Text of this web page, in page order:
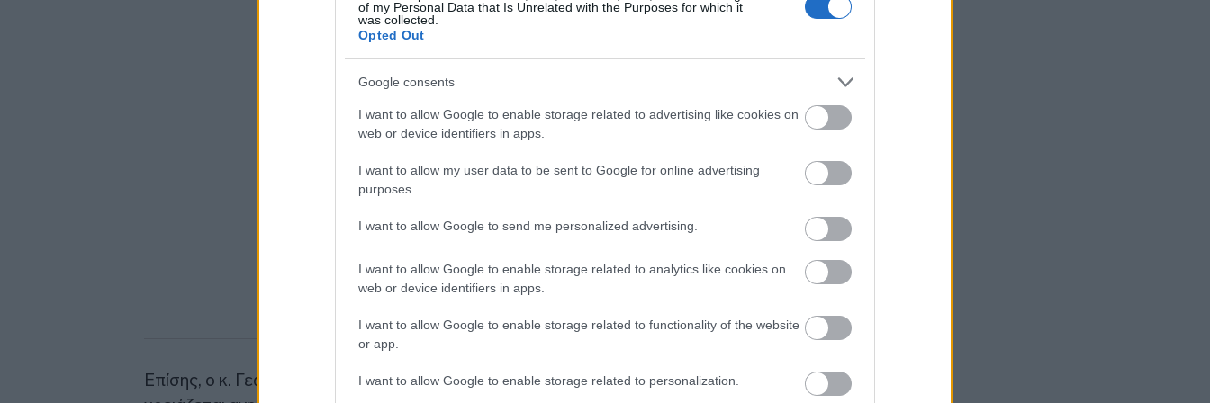
of my Personal Data that Is Unrelated with the Purposes for which it
was collected.
Opted Out
Google consents
I want to allow Google to enable storage related to advertising like cookies on
web or device identifiers in apps.
I want to allow my user data to be sent to Google for online advertising
purposes.
I want to allow Google to send me personalized advertising.
I want to allow Google to enable storage related to analytics like cookies on
web or device identifiers in apps.
I want to allow Google to enable storage related to functionality of the website
or app.
I want to allow Google to enable storage related to personalization.
Επίσης, ο κ. Γεωργιάδης τόνισε ότι έχουν ληφθεί όλα τα μέτρα και δεν
Τεράστιο το κρυφό χρέος
ενεργοποίηση της ρήτρας διαφυγής
Οι ευρωπαϊκές αγορές κοντά σε
ιστορικά υψηλά με το βλέμμα στη Μέση
Euroxx: Ανεβάζει στα 13 ευρώ την τιμή-
στόχο για την Τράπεζα Κύπρου
ξεπέρασαν τις εκτιμήσεις λόγω Intel
και ByteDance
10:18
Google: Αλλάζει την ηγεσία του AI -
10:07
Δήμας: «Στο Εθνικό Πρόγραμμα
Ανάπτυξης η αναβάθμιση του
Jumbo: Άνοδος πωλήσεων 10% στην